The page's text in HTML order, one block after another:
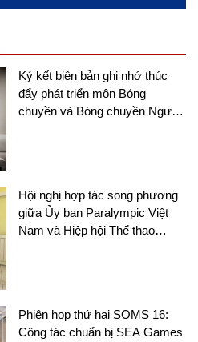
Ký kết biên bản ghi nhớ thúc
đẩy phát triển môn Bóng
chuyền và Bóng chuyền Người
Hội nghị hợp tác song phương
giữa Ủy ban Paralympic Việt
Nam và Hiệp hội Thể thao
Phiên họp thứ hai SOMS 16:
Công tác chuẩn bị SEA Games